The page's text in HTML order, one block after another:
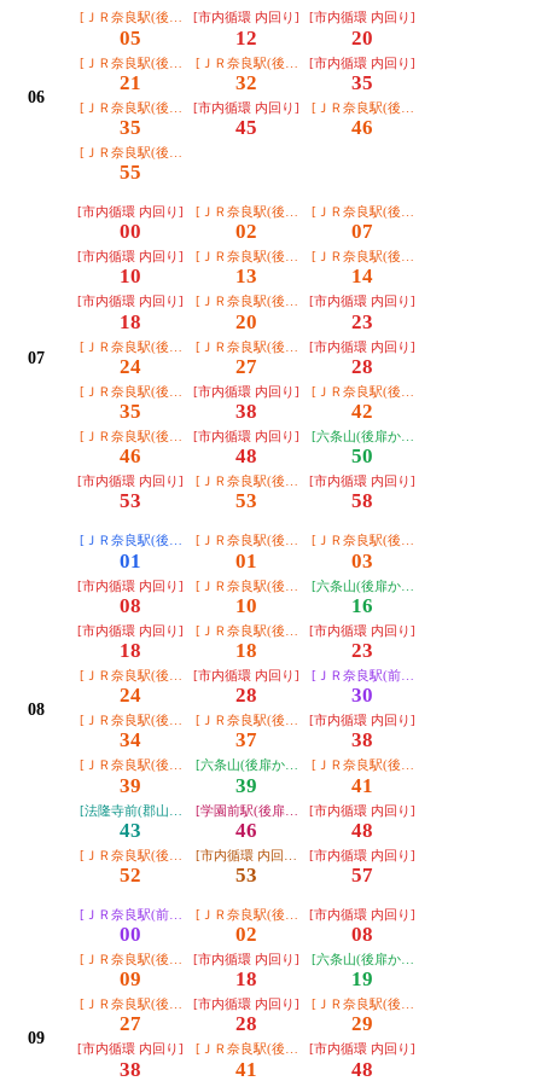
06
[ＪＲ奈良駅(後扉から)]
05
[市内循環 内回り]
12
[市内循環 内回り]
20
[ＪＲ奈良駅(後扉から)]
21
[ＪＲ奈良駅(後扉から)]
32
[市内循環 内回り]
35
[ＪＲ奈良駅(後扉から)]
35
[市内循環 内回り]
45
[ＪＲ奈良駅(後扉から)]
46
[ＪＲ奈良駅(後扉から)]
55
07
[市内循環 内回り]
00
[ＪＲ奈良駅(後扉から)]
02
[ＪＲ奈良駅(後扉から)]
07
[市内循環 内回り]
10
[ＪＲ奈良駅(後扉から)]
13
[ＪＲ奈良駅(後扉から)]
14
[市内循環 内回り]
18
[ＪＲ奈良駅(後扉から)]
20
[市内循環 内回り]
23
[ＪＲ奈良駅(後扉から)]
24
[ＪＲ奈良駅(後扉から)]
27
[市内循環 内回り]
28
[ＪＲ奈良駅(後扉から)]
35
[市内循環 内回り]
38
[ＪＲ奈良駅(後扉から)]
42
[ＪＲ奈良駅(後扉から)]
46
[市内循環 内回り]
48
[六条山(後扉から)]
50
[市内循環 内回り]
53
[ＪＲ奈良駅(後扉から)]
53
[市内循環 内回り]
58
08
[ＪＲ奈良駅(後扉から・運転日注意)]
01
[ＪＲ奈良駅(後扉から)]
01
[ＪＲ奈良駅(後扉から)]
03
[市内循環 内回り]
08
[ＪＲ奈良駅(後扉から)]
10
[六条山(後扉から)]
16
[市内循環 内回り]
18
[ＪＲ奈良駅(後扉から)]
18
[市内循環 内回り]
23
[ＪＲ奈良駅(後扉から)]
24
[市内循環 内回り]
28
[ＪＲ奈良駅(前扉から)]
30
[ＪＲ奈良駅(後扉から)]
34
[ＪＲ奈良駅(後扉から)]
37
[市内循環 内回り]
38
[ＪＲ奈良駅(後扉から)]
39
[六条山(後扉から)]
39
[ＪＲ奈良駅(後扉から)]
41
[法隆寺前(郡山総合庁舎経由)]
43
[学園前駅(後扉から)]
46
[市内循環 内回り]
48
[ＪＲ奈良駅(後扉から)]
52
[市内循環 内回り ＪＲ奈良駅止]
53
[市内循環 内回り]
57
09
[ＪＲ奈良駅(前扉から)]
00
[ＪＲ奈良駅(後扉から)]
02
[市内循環 内回り]
08
[ＪＲ奈良駅(後扉から)]
09
[市内循環 内回り]
18
[六条山(後扉から)]
19
[ＪＲ奈良駅(後扉から)]
27
[市内循環 内回り]
28
[ＪＲ奈良駅(後扉から)]
29
[市内循環 内回り]
38
[ＪＲ奈良駅(後扉から)]
41
[市内循環 内回り]
48